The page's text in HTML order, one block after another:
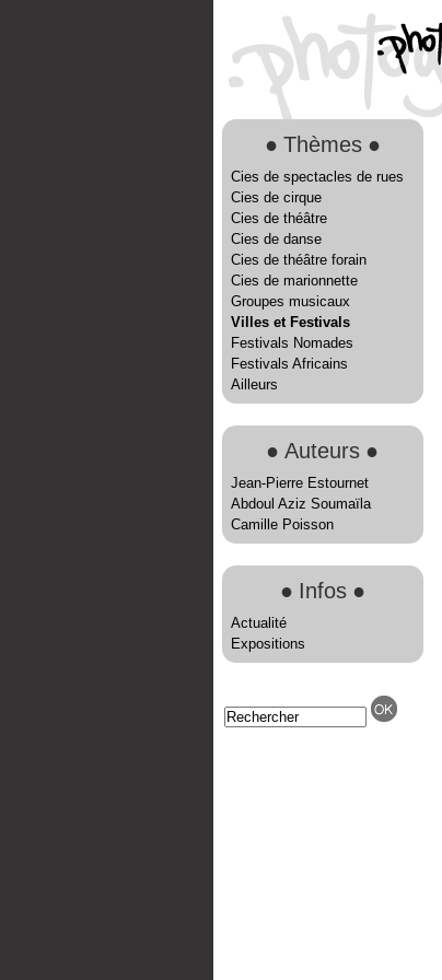
● Thèmes ●
Cies de spectacles de rues
Cies de cirque
Cies de théâtre
Cies de danse
Cies de théâtre forain
Cies de marionnette
Groupes musicaux
Villes et Festivals
Festivals Nomades
Festivals Africains
Ailleurs
● Auteurs ●
Jean-Pierre Estournet
Abdoul Aziz Soumaïla
Camille Poisson
● Infos ●
Actualité
Expositions